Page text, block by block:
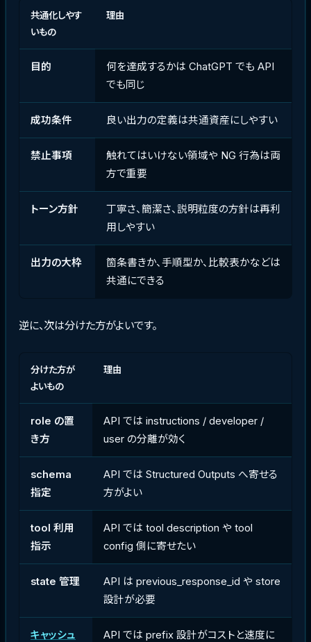
共通化しやす
いもの
理由
目的
何を達成するかは ChatGPT でも API
でも同じ
成功条件 良い出力の定義は共通資産にしやすい
禁止事項
触れてはいけない領域や NG 行為は両
方で重要
トーン方針
丁寧さ、簡潔さ、説明粒度の方針は再利
用しやすい
出力の大枠
箇条書きか、手順型か、比較表かなどは
共通にできる
逆に、次は分けた方がよいです。
分けた方が
よいもの
理由
role の置
き方
API では instructions / developer /
user の分離が効く
schema
指定
API では Structured Outputs へ寄せる
方がよい
tool 利用
指示
API では tool description や tool
config 側に寄せたい
state 管理
API は previous_response_id や store
設計が必要
キャッシュ
API では prefix 設計がコストと速度に